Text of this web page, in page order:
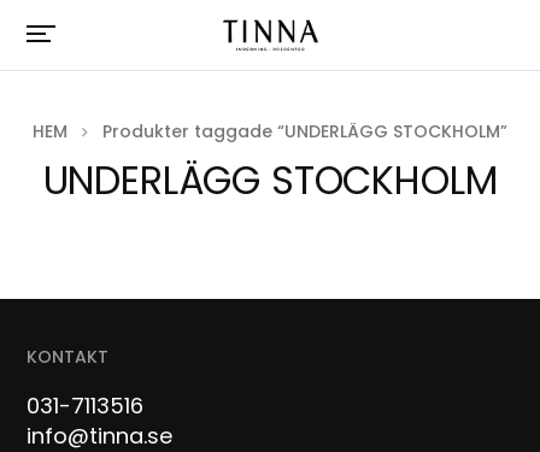
HEM Produkter taggade “UNDERLÄGG STOCKHOLM”
UNDERLÄGG STOCKHOLM
KONTAKT
031-7113516
info@tinna.se